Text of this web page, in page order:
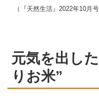
（『天然生活』2022年10月号
元気を出し
りお米”